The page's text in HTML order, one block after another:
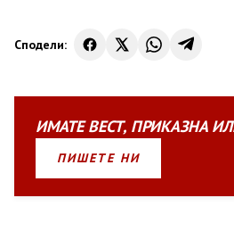
Сподели:
ИМАТЕВЕСТ, ПРИКАЗНА
ПИШЕТЕ НИ